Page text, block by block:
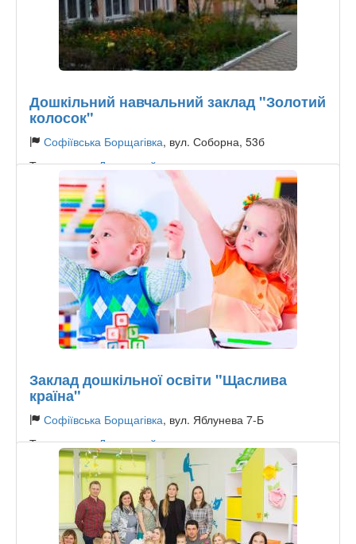
Дошкільний навчальний заклад "Золотий
колосок"
Софіївська Борщагівка, вул. Соборна, 53б
Тип садочку:Державний
Заклад дошкільної освіти "Щаслива
країна"
Софіївська Борщагівка, вул. Яблунева 7-Б
Тип садочку:Державний